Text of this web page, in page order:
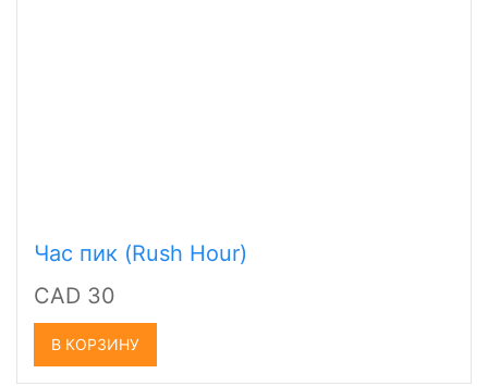
Час пик (Rush Hour)
CAD 30
В КОРЗИНУ